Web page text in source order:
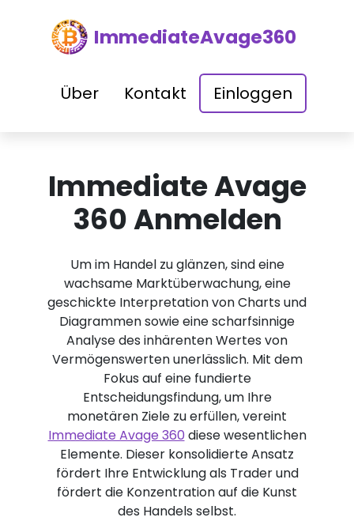
ImmediateAvage360
Über Kontakt Einloggen
Immediate Avage
360 Anmelden
Um im Handel zu glänzen, sind eine
wachsame Marktüberwachung, eine
geschickte Interpretation von Charts und
Diagrammen sowie eine scharfsinnige
Analyse des inhärenten Wertes von
Vermögenswerten unerlässlich. Mit dem
Fokus auf eine fundierte
Entscheidungsfindung, um Ihre
monetären Ziele zu erfüllen, vereint
Immediate Avage 360 diese wesentlichen
Elemente. Dieser konsolidierte Ansatz
fördert Ihre Entwicklung als Trader und
fördert die Konzentration auf die Kunst
des Handels selbst.